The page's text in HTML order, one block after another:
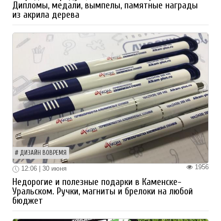
Дипломы, медали, вымпелы, памятные награды
из акрила дерева
ДИЗАЙН ВОВРЕМЯ
1956
12:06 | 30 июня
Недорогие и полезные подарки в Каменске-
Уральском. Ручки, магниты и брелоки на любой
бюджет